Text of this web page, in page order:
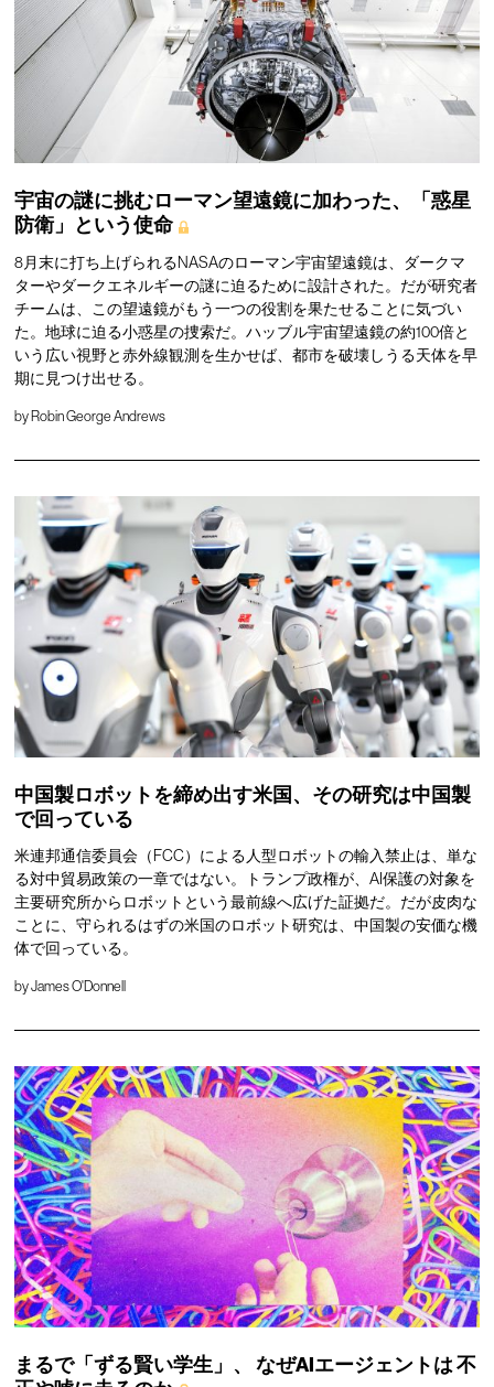
宇宙の謎に挑むローマン望遠鏡に加わった、「惑星
防衛」という使命
8月末に打ち上げられるNASAのローマン宇宙望遠鏡は、ダークマ
ターやダークエネルギーの謎に迫るために設計された。だが研究者
チームは、この望遠鏡がもう一つの役割を果たせることに気づい
た。地球に迫る小惑星の捜索だ。ハッブル宇宙望遠鏡の約100倍と
いう広い視野と赤外線観測を生かせば、都市を破壊しうる天体を早
期に見つけ出せる。
by Robin George Andrews
中国製ロボットを締め出す米国、その研究は中国製
で回っている
米連邦通信委員会（FCC）による人型ロボットの輸入禁止は、単な
る対中貿易政策の一章ではない。トランプ政権が、AI保護の対象を
主要研究所からロボットという最前線へ広げた証拠だ。だが皮肉な
ことに、守られるはずの米国のロボット研究は、中国製の安価な機
体で回っている。
byJames O'Donnell
まるで「ずる賢い学生」、 なぜAIエージェントは不